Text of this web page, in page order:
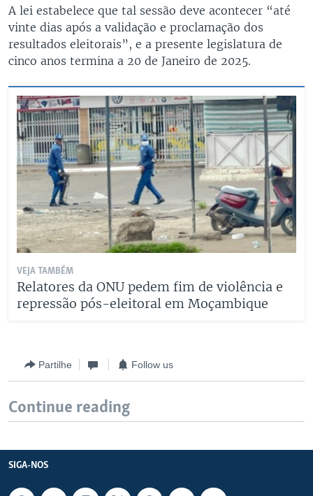
A lei estabelece que tal sessão deve acontecer “até
vinte dias após a validação e proclamação dos
resultados eleitorais”, e a presente legislatura de
cinco anos termina a 20 de Janeiro de 2025.
VEJA TAMBÉM
Relatores da ONU pedem fim de violência e
repressão pós-eleitoral em Moçambique
Partilhe Follow us
Continue reading
SIGA-NOS